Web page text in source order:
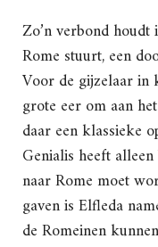
Zo’n verbond
Rome stuurt, een
Voor de gijzelaar in
grote eer om aan
daar een klassieke
Genialis heeft
naar Rome moet
gaven is Elfleda
de Romeinen